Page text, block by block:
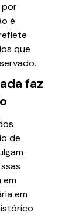
por
é
que
faz
de
em
em